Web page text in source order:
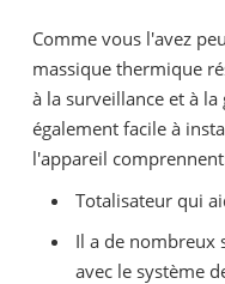
Comme vous l'avez
massique thermique
à la surveillance et à
également facile à
l'appareil
Totalisateur qui
Il a de nombreux
avec le système